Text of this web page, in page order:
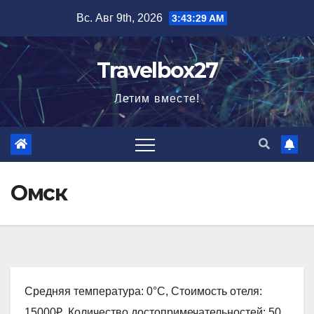
содержимому
Вс. Авг 9th, 2026 3:43:30 AM
Travelbox27
Летим вместе!
Омск
Средняя температура: 0°C, Стоимость отеля: